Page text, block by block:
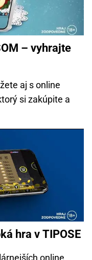
– vyhrajte
aj s online
si zakúpite a
hra v TIPOSE
online